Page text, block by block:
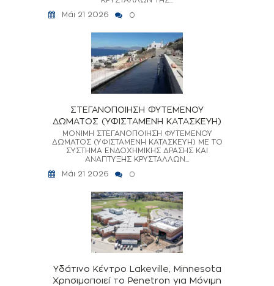
Μάι 21 2026
0
ΣΤΕΓΑΝΟΠΟΙΗΣΗ ΦΥΤΕΜΕΝΟΥ
ΔΩΜΑΤΟΣ (ΥΦΙΣΤΑΜΕΝΗ ΚΑΤΑΣΚΕΥΗ)
ΜΟΝΙΜΗ ΣΤΕΓΑΝΟΠΟΙΗΣΗ ΦΥΤΕΜΕΝΟΥ
ΔΩΜΑΤΟΣ (ΥΦΙΣΤΑΜΕΝΗ ΚΑΤΑΣΚΕΥΗ) ΜΕ ΤΟ
ΣΥΣΤΗΜΑ ΕΝΔΟΧΗΜΙΚΗΣ ΔΡΑΣΗΣ ΚΑΙ
ΑΝΑΠΤΥΞΗΣ ΚΡΥΣΤΑΛΛΩΝ...
Μάι 21 2026
0
Υδάτινο Κέντρο Lakeville, Minnesota
Χρησιμοποιεί το Penetron για Μόνιμη